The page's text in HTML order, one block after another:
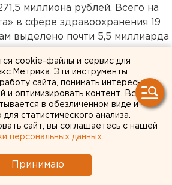
миллиона рублей. Всего на
в сфере здравоохранения 19
выделено почти 5,5 миллиарда
федерального фонда
страхования Ольги
проект рассчитан на один год и
качества услуг в сфере
Пермском крае полученные
на реформирование и
хирургических служб,
современным
cookie-файлы и сервис для
Эти инструменты
сайта, понимать интересы
и оптимизировать контент. Вся
в обезличенном виде и
статистического анализа.
сайт, вы соглашаетесь с нашей
персональных данных
Принимаю